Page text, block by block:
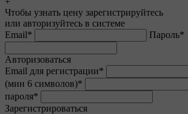
Чтобы узнать цену зарегистрируйтесь
или авторизуйтесь в системе
Email* Пароль*
Авторизоваться
Email для регистрации*
(мин 6 символов)*
пароля*
Зарегистрироваться